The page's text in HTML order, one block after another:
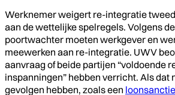
Werknemer weigert re-integratie
aan de wettelijke spelregels. Volgens
poortwachter moeten werkgever en
meewerken aan re-integratie. UWV
aanvraag of beide partijen “voldoende
inspanningen” hebben verricht. Als dat
gevolgen hebben, zoals een loonsanctie